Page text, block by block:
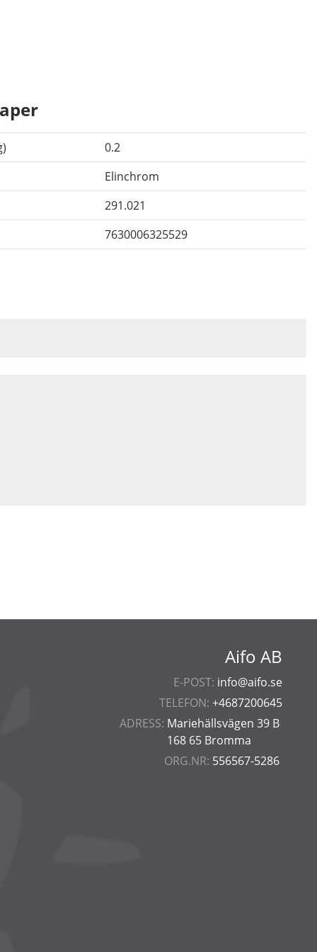
0.2
Elinchrom
291.021
7630006325529
Aifo AB
E-POST: info@aifo.se
TELEFON: +4687200645
ADRESS: Mariehällsvägen 39 B
168 65 Bromma
ORG.NR: 556567-5286